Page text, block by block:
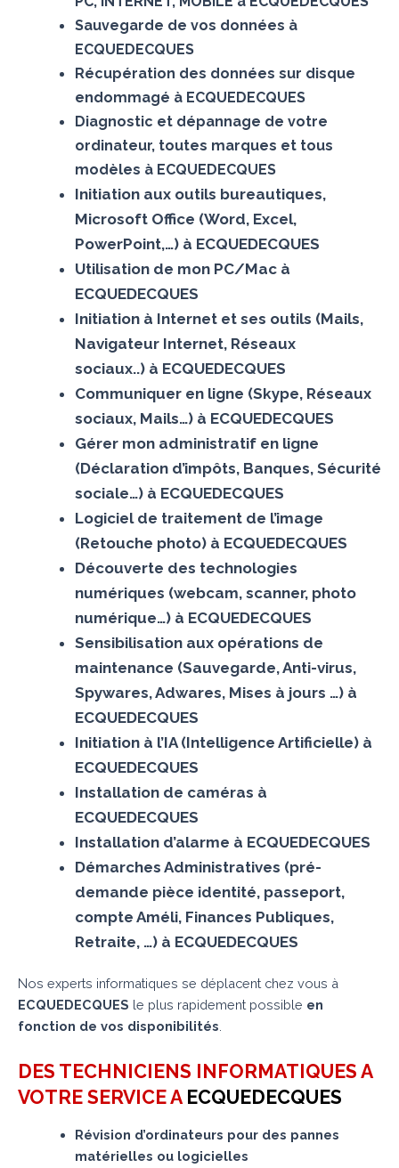
Sauvegarde de vos données à
ECQUEDECQUES
Récupération des données sur disque
endommagé à ECQUEDECQUES
Diagnostic et dépannage de votre
ordinateur, toutes marques et tous
modèles à ECQUEDECQUES
Initiation aux outils bureautiques,
Microsoft Office (Word, Excel,
PowerPoint,…) à ECQUEDECQUES
Utilisation de mon PC/Mac à
ECQUEDECQUES
Initiation à Internet et ses outils (Mails,
Navigateur Internet, Réseaux
sociaux..) à ECQUEDECQUES
Communiquer en ligne (Skype, Réseaux
sociaux, Mails…) à ECQUEDECQUES
Gérer mon administratif en ligne
(Déclaration d’impôts, Banques, Sécurité
sociale…) à ECQUEDECQUES
Logiciel de traitement de l’image
(Retouche photo) à ECQUEDECQUES
Découverte des technologies
numériques (webcam, scanner, photo
numérique…) à ECQUEDECQUES
Sensibilisation aux opérations de
maintenance (Sauvegarde, Anti-virus,
Spywares, Adwares, Mises à jours …) à
ECQUEDECQUES
Initiation à l’IA (Intelligence Artificielle) à
ECQUEDECQUES
Installation de caméras à
ECQUEDECQUES
Installation d’alarme à ECQUEDECQUES
Démarches Administratives (pré-
demande pièce identité, passeport,
compte Améli, Finances Publiques,
Retraite, …) à ECQUEDECQUES
Nos experts informatiques se déplacent chez vous à
ECQUEDECQUES le plus rapidement possible en
fonction de vos disponibilités.
DES TECHNICIENS INFORMATIQUES A
VOTRE SERVICE A ECQUEDECQUES
Révision d’ordinateurs pour des pannes
matérielles ou logicielles